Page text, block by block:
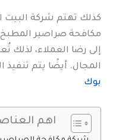
كذلك تهتم شركة البيت
مكافحة صراصير
إلى رضا العملاء، لذلك
المجال. أيضًا يتم تنفيذ
بوك
اهم